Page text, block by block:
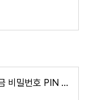
디즈니 플러스 프로필 잠금 비밀번호 PIN 번호 설정 방법